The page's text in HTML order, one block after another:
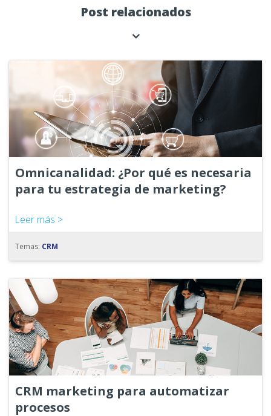
Post relacionados
Omnicanalidad: ¿Por qué es necesaria
para tu estrategia de marketing?
Leer más >
Temas: CRM
CRM marketing para automatizar
procesos